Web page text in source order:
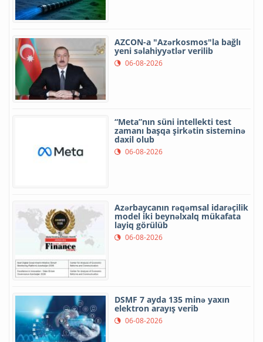
AZCON-a "Azərkosmos"la bağlı
yeni səlahiyyətlər verilib
06-08-2026
“Meta”nın süni intellekti test
zamanı başqa şirkətin sisteminə
daxil olub
06-08-2026
Azərbaycanın rəqəmsal idarəçilik
model iki beynəlxalq mükafata
layiq görülüb
06-08-2026
DSMF 7 ayda 135 minə yaxın
elektron arayış verib
06-08-2026